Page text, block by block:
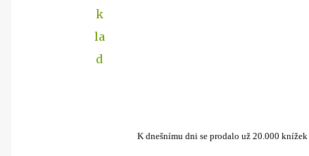
k
la
d
K dnešnímu dni se prodalo už 20.000 knížek